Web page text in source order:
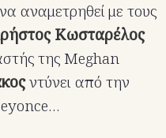
αναμετρηθεί με τους
Κωσταρέλος
της Μeghan
ντύνει από την